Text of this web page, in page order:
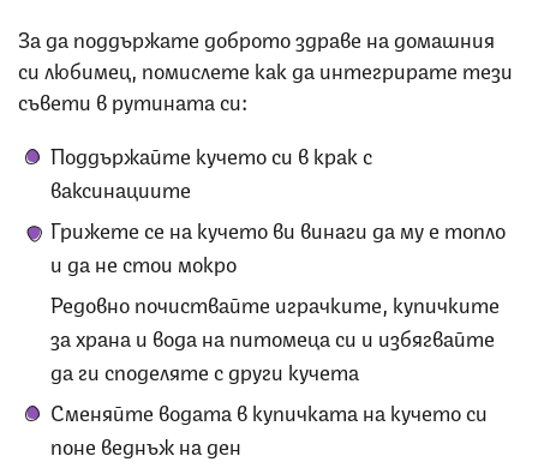
За да поддържате доброто здраве на домашния
си любимец, помислете как да интегрирате тези
съвети в рутината си:
Поддържайте кучето си в крак с
ваксинациите
Грижете се на кучето ви винаги да му е топло
и да не стои мокро
Редовно почиствайте играчките, купичките
за храна и вода на питомеца си и избягвайте
да ги споделяте с други кучета
Сменяйте водата в купичката на кучето си
поне веднъж на ден